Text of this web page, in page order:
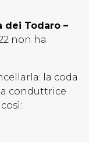
dei Todaro –
non ha
la coda
conduttrice